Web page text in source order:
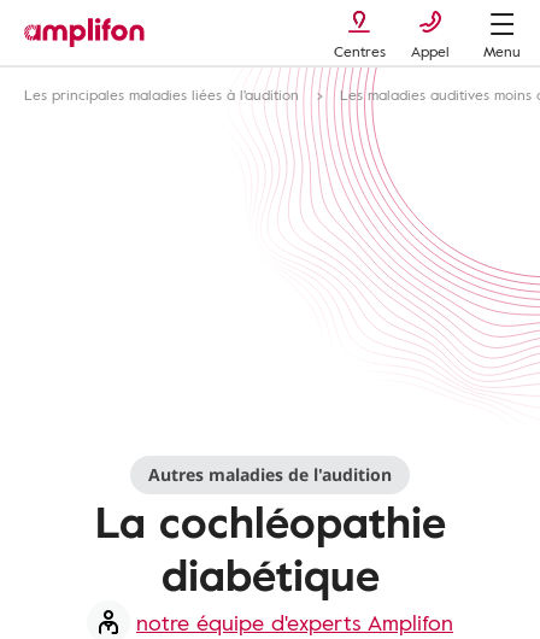
Centres Appel
Menu
Les principales maladies liées à l'audition
Les maladies auditives moins
Autres maladies de l'audition
La cochléopathie
diabétique
notre équipe d'experts Amplifon